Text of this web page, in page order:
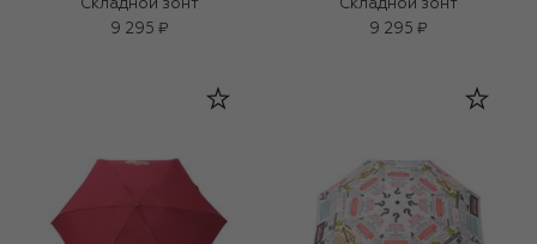
Складной зонт
9 295 ₽
Складной зонт
9 295 ₽